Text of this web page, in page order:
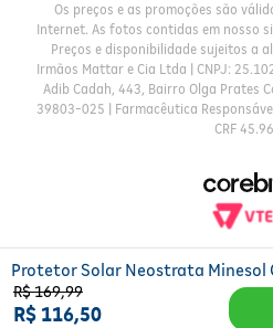
Protetor Solar Neostrata Minesol
R$169,99
R$ 116,50
Os preços e as promoções são
Internet. As fotos contidas em nosso
Preços e disponibilidade sujeitos a
Irmãos Mattar e Cia Ltda | CNPJ:
Adib Cadah, 443, Bairro Olga Prates
39803-025 | Farmacêutica
CRF